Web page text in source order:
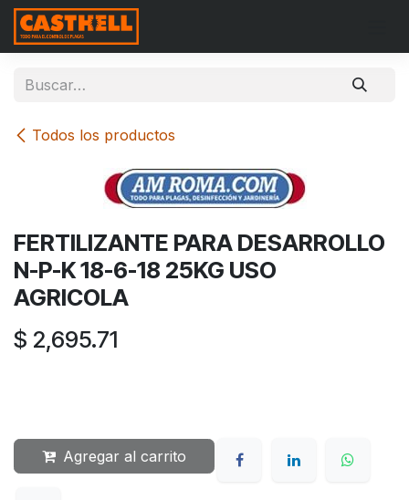
Ir al contenido
Todos los productos
FERTILIZANTE PARA DESARROLLO
N-P-K 18-6-18 25KG USO
AGRICOLA
$ 2,695.71
Agregar al carrito